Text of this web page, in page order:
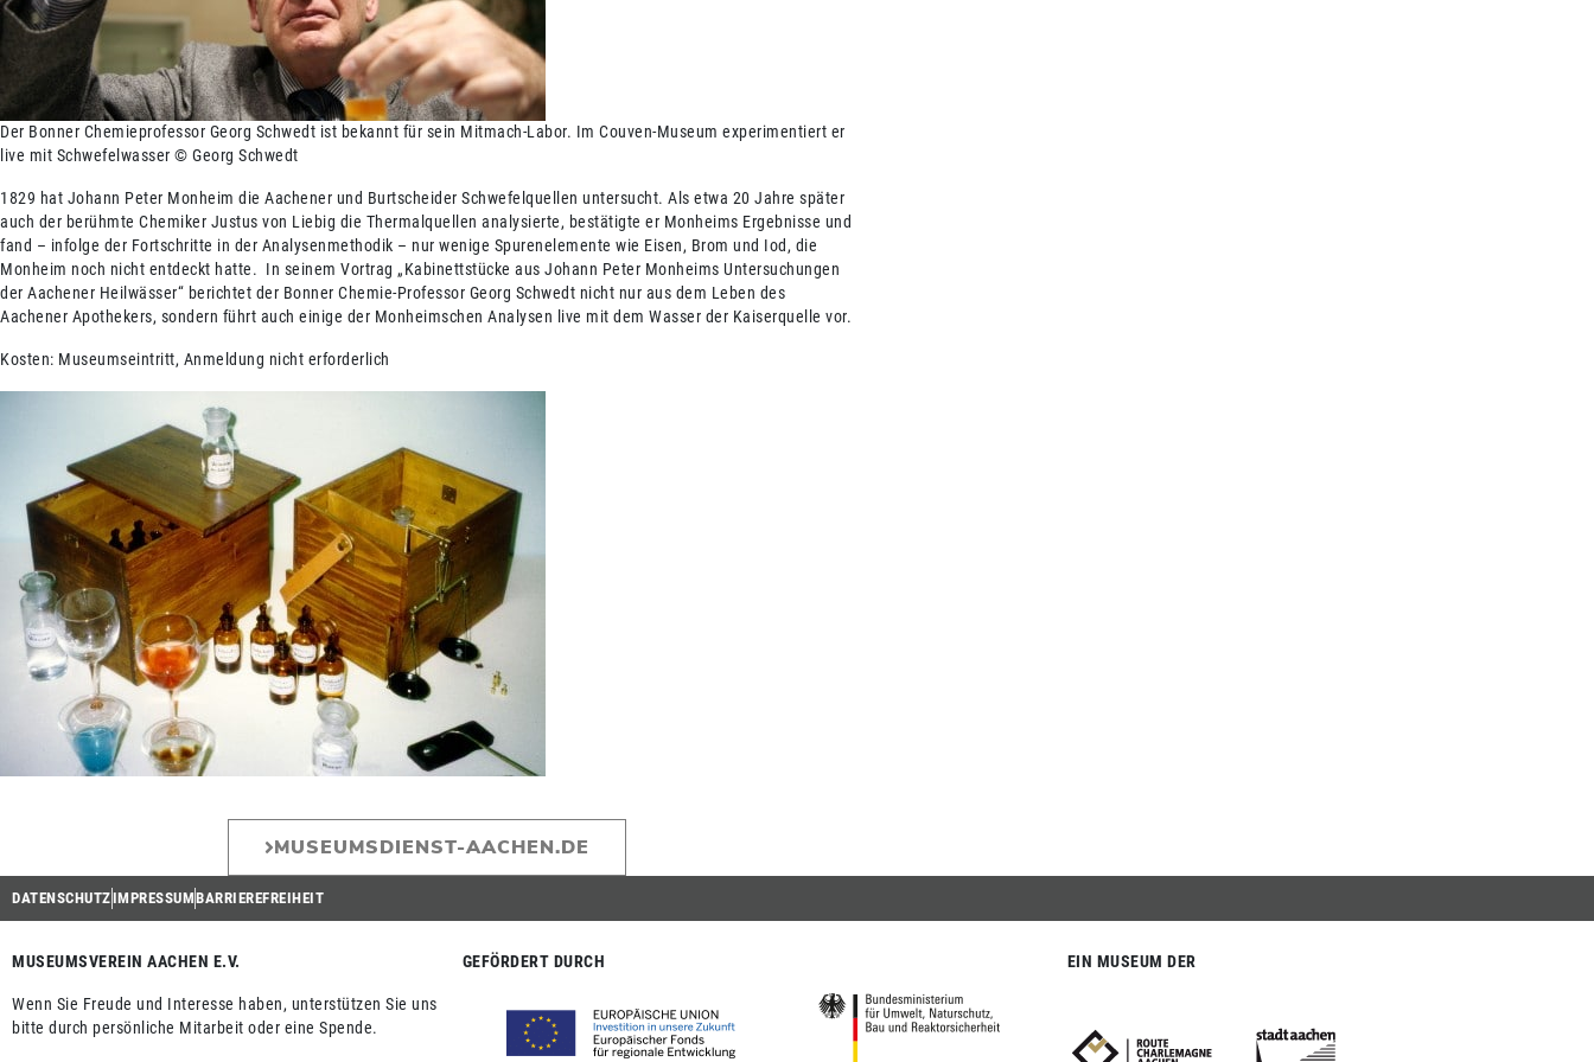
Der Bonner Chemieprofessor Georg Schwedt ist bekannt für sein Mitmach-Labor. Im Couven-Museum experimentiert er
live mit Schwefelwasser © Georg Schwedt
1829 hat Johann Peter Monheim die Aachener und Burtscheider Schwefelquellen untersucht. Als etwa 20 Jahre später
auch der berühmte Chemiker Justus von Liebig die Thermalquellen analysierte, bestätigte er Monheims Ergebnisse und
fand – infolge der Fortschritte in der Analysenmethodik – nur wenige Spurenelemente wie Eisen, Brom und Iod, die
Monheim noch nicht entdeckt hatte. In seinem Vortrag „Kabinettstücke aus Johann Peter Monheims Untersuchungen
der Aachener Heilwässer“ berichtet der Bonner Chemie-Professor Georg Schwedt nicht nur aus dem Leben des
Aachener Apothekers, sondern führt auch einige der Monheimschen Analysen live mit dem Wasser der Kaiserquelle vor.
Kosten: Museumseintritt, Anmeldung nicht erforderlich
MUSEUMSDIENST-AACHEN.DE
DATENSCHUTZIMPRESSUMBARRIEREFREIHEIT
MUSEUMSVEREIN AACHEN E.V.
Wenn Sie Freude und Interesse haben, unterstützen Sie uns
bitte durch persönliche Mitarbeit oder eine Spende.
GEFÖRDERT DURCH EIN MUSEUM DER